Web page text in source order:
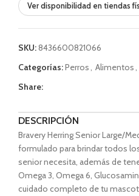
Ver disponibilidad en tiendas
SKU:8436600821066
Categorías:Perros, Alimentos,
Share:
DESCRIPCIÓN
Bravery Herring Senior Large/
formulado para brindar todos
senior necesita, además de
Omega 3, Omega 6,
cuidado completo de tu